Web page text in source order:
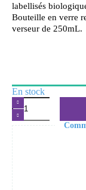
labellisés
Bouteille en verre
verseur de 250mL.
En stock
quantité
de
Sirop
à
la
fleur
de
sureau
Bio